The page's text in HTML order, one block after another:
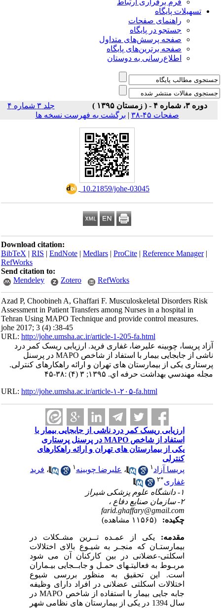
ارتباط
متداول
پایگاه
به دوستان
برگشت به فهرست نسخه ها
‎ 10.21859/johe-03045
BibTeX|RIS| EndNote |Medlars|ProCite|
Mendeley
Zotero
Azad P, Choobineh A, Ghaffari F.
Assessment in Patient Transfers among Nurses in
Tehran Using MAPO Technique and provide
johe 2017; 3 (4) :38-45
URL:http://johe.umsha.ac.ir/article-1-205-fa.html
علیرضا، غفاری فرید. ارزیابی ریسک کمر درد
ناشی از جابجایی بیمار با استفاد از شاخص MAPO در پرسنل
های تهران و ارائه راهکارهای کنترلی.
اي. ۱۳۹۵; ۳ (۴) :۳۸-۴۵
URL:http://johe.umsha.ac.ir/article-۱-۲۰۵-fa.html
کمر درد ناشی از جابجایی بیمار با
استفاد از شاخص MAPO در پرسنل پرستاری
های تهران و ارائه راهکارهای
علیرضا چوبینه۱ ، فرید
از عمـده تــرین مشـکلات در
که منجـر به شیـوع بالای اختلالات
عضلانی در بین کارکنان آن می شود
فعالیتـهای حمـل و جابــجایی بیـماران
تحقیق به منظور بررسی شیوع
اسکلتی عضلانی در افراد دارای وظیفه
بیمار با استفاده از شاخص
MAPOدر
سال 1394 در یکی از بیمارستان های نظامی شهر